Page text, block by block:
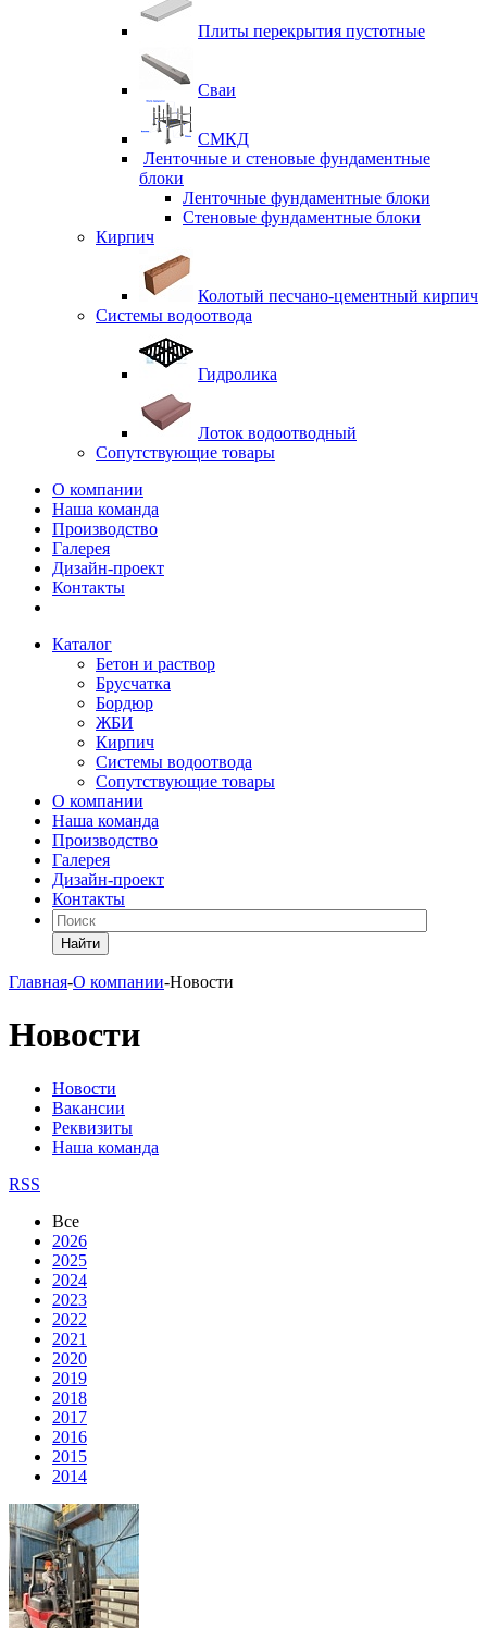
Плиты перекрытия пустотные
Сваи
СМКД
Ленточные и стеновые фундаментные
блоки
Ленточные фундаментные блоки
Стеновые фундаментные блоки
Кирпич
Колотый песчано-цементный кирпич
Системы водоотвода
Гидролика
Лоток водоотводный
Сопутствующие товары
О компании
Наша команда
Производство
Галерея
Дизайн-проект
Контакты
Каталог
Бетон и раствор
Брусчатка
Бордюр
ЖБИ
Кирпич
Системы водоотвода
Сопутствующие товары
О компании
Наша команда
Производство
Галерея
Дизайн-проект
Контакты
Найти
Главная-О компании-Новости
Новости
Новости
Вакансии
Реквизиты
Наша команда
RSS
Все
2026
2025
2024
2023
2022
2021
2020
2019
2018
2017
2016
2015
2014